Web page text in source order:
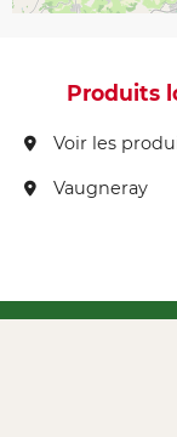
Produits
Voir les
Vaugneray